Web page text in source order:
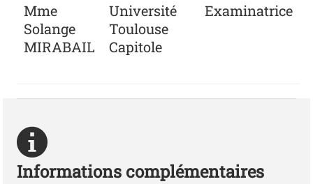
Mme
Solange
MIRABAIL
Université
Toulouse
Capitole
Examinatrice
Informations complémentaires